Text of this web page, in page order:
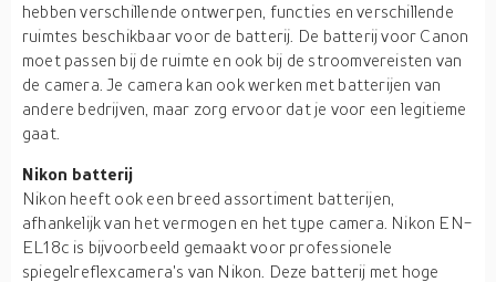
hebben verschillende ontwerpen, functies en verschillende
ruimtes beschikbaar voor de batterij. De batterij voor Canon
moet passen bij de ruimte en ook bij de stroomvereisten van
de camera. Je camera kan ook werken met batterijen van
andere bedrijven, maar zorg ervoor dat je voor een legitieme
gaat.
Nikon batterij
Nikon heeft ook een breed assortiment batterijen,
afhankelijk van het vermogen en het type camera. Nikon EN-
EL18c is bijvoorbeeld gemaakt voor professionele
spiegelreflexcamera's van Nikon. Deze batterij met hoge